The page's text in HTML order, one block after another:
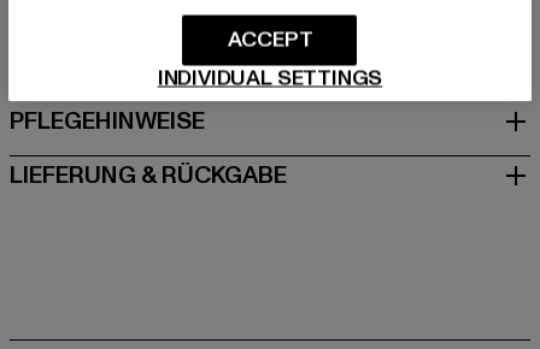
GRÖSSE & PASSFORM
PFLEGEHINWEISE
LIEFERUNG & RÜCKGABE
INDIVIDUAL SETTINGS
ACCEPT